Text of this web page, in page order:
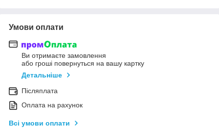
Умови оплати
Ви отримаєте замовлення
або гроші повернуться на вашу картку
Детальніше
Післяплата
Оплата на рахунок
Всі умови оплати